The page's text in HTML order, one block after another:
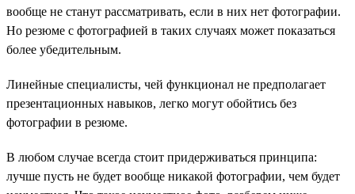
вообще не станут рассматривать, если в них нет фотографии.
Но резюме с фотографией в таких случаях может показаться
более убедительным.
Линейные специалисты, чей функционал не предполагает
презентационных навыков, легко могут обойтись без
фотографии в резюме.
В любом случае всегда стоит придерживаться принципа:
лучше пусть не будет вообще никакой фотографии, чем будет